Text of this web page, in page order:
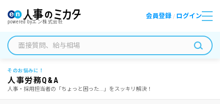
powered byエン株式会社
会員登録 / ログイン
そのお悩みに！
人事労務Q&A
人事・採用担当者の「ちょっと困った...」をスッキリ解決！